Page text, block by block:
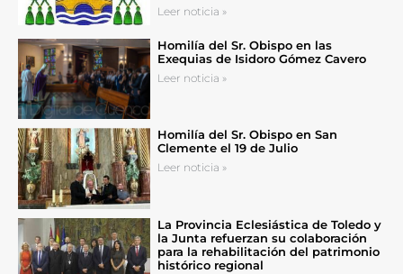
Leer noticia »
Homilía del Sr. Obispo en las
Exequias de Isidoro Gómez Cavero
Leer noticia »
Homilía del Sr. Obispo en San
Clemente el 19 de Julio
Leer noticia »
La Provincia Eclesiástica de Toledo y
la Junta refuerzan su colaboración
para la rehabilitación del patrimonio
histórico regional